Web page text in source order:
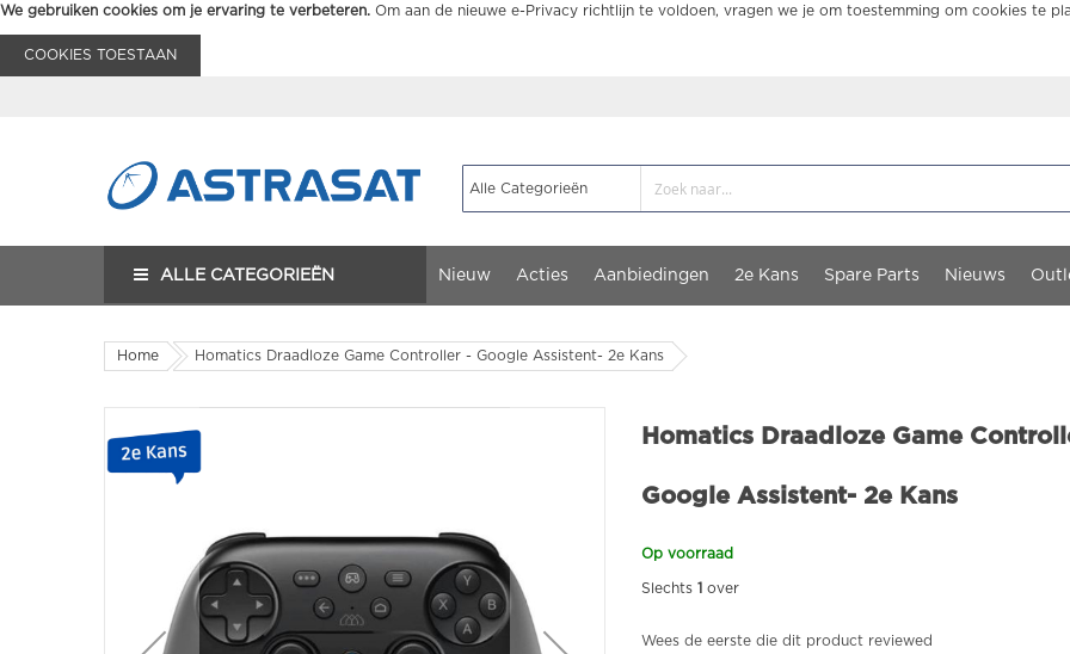
We gebruiken cookies om je ervaring te verbeteren. Om aan de nieuwe e-Privacy richtlijn te voldoen, vragen we je om toestemming om cookies te
COOKIES TOESTAAN
ALLE CATEGORIEËN Nieuw Acties Aanbiedingen 2e Kans Spare Parts Nieuws
Home Homatics Draadloze Game Controller - Google Assistent- 2e Kans
Homatics Draadloze Game
Google Assistent- 2e Kans
Op voorraad
Slechts 1 over
Wees de eerste die dit product reviewed